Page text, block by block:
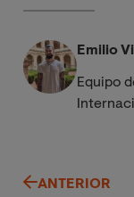
Emilio
Equipo
ANTERIOR